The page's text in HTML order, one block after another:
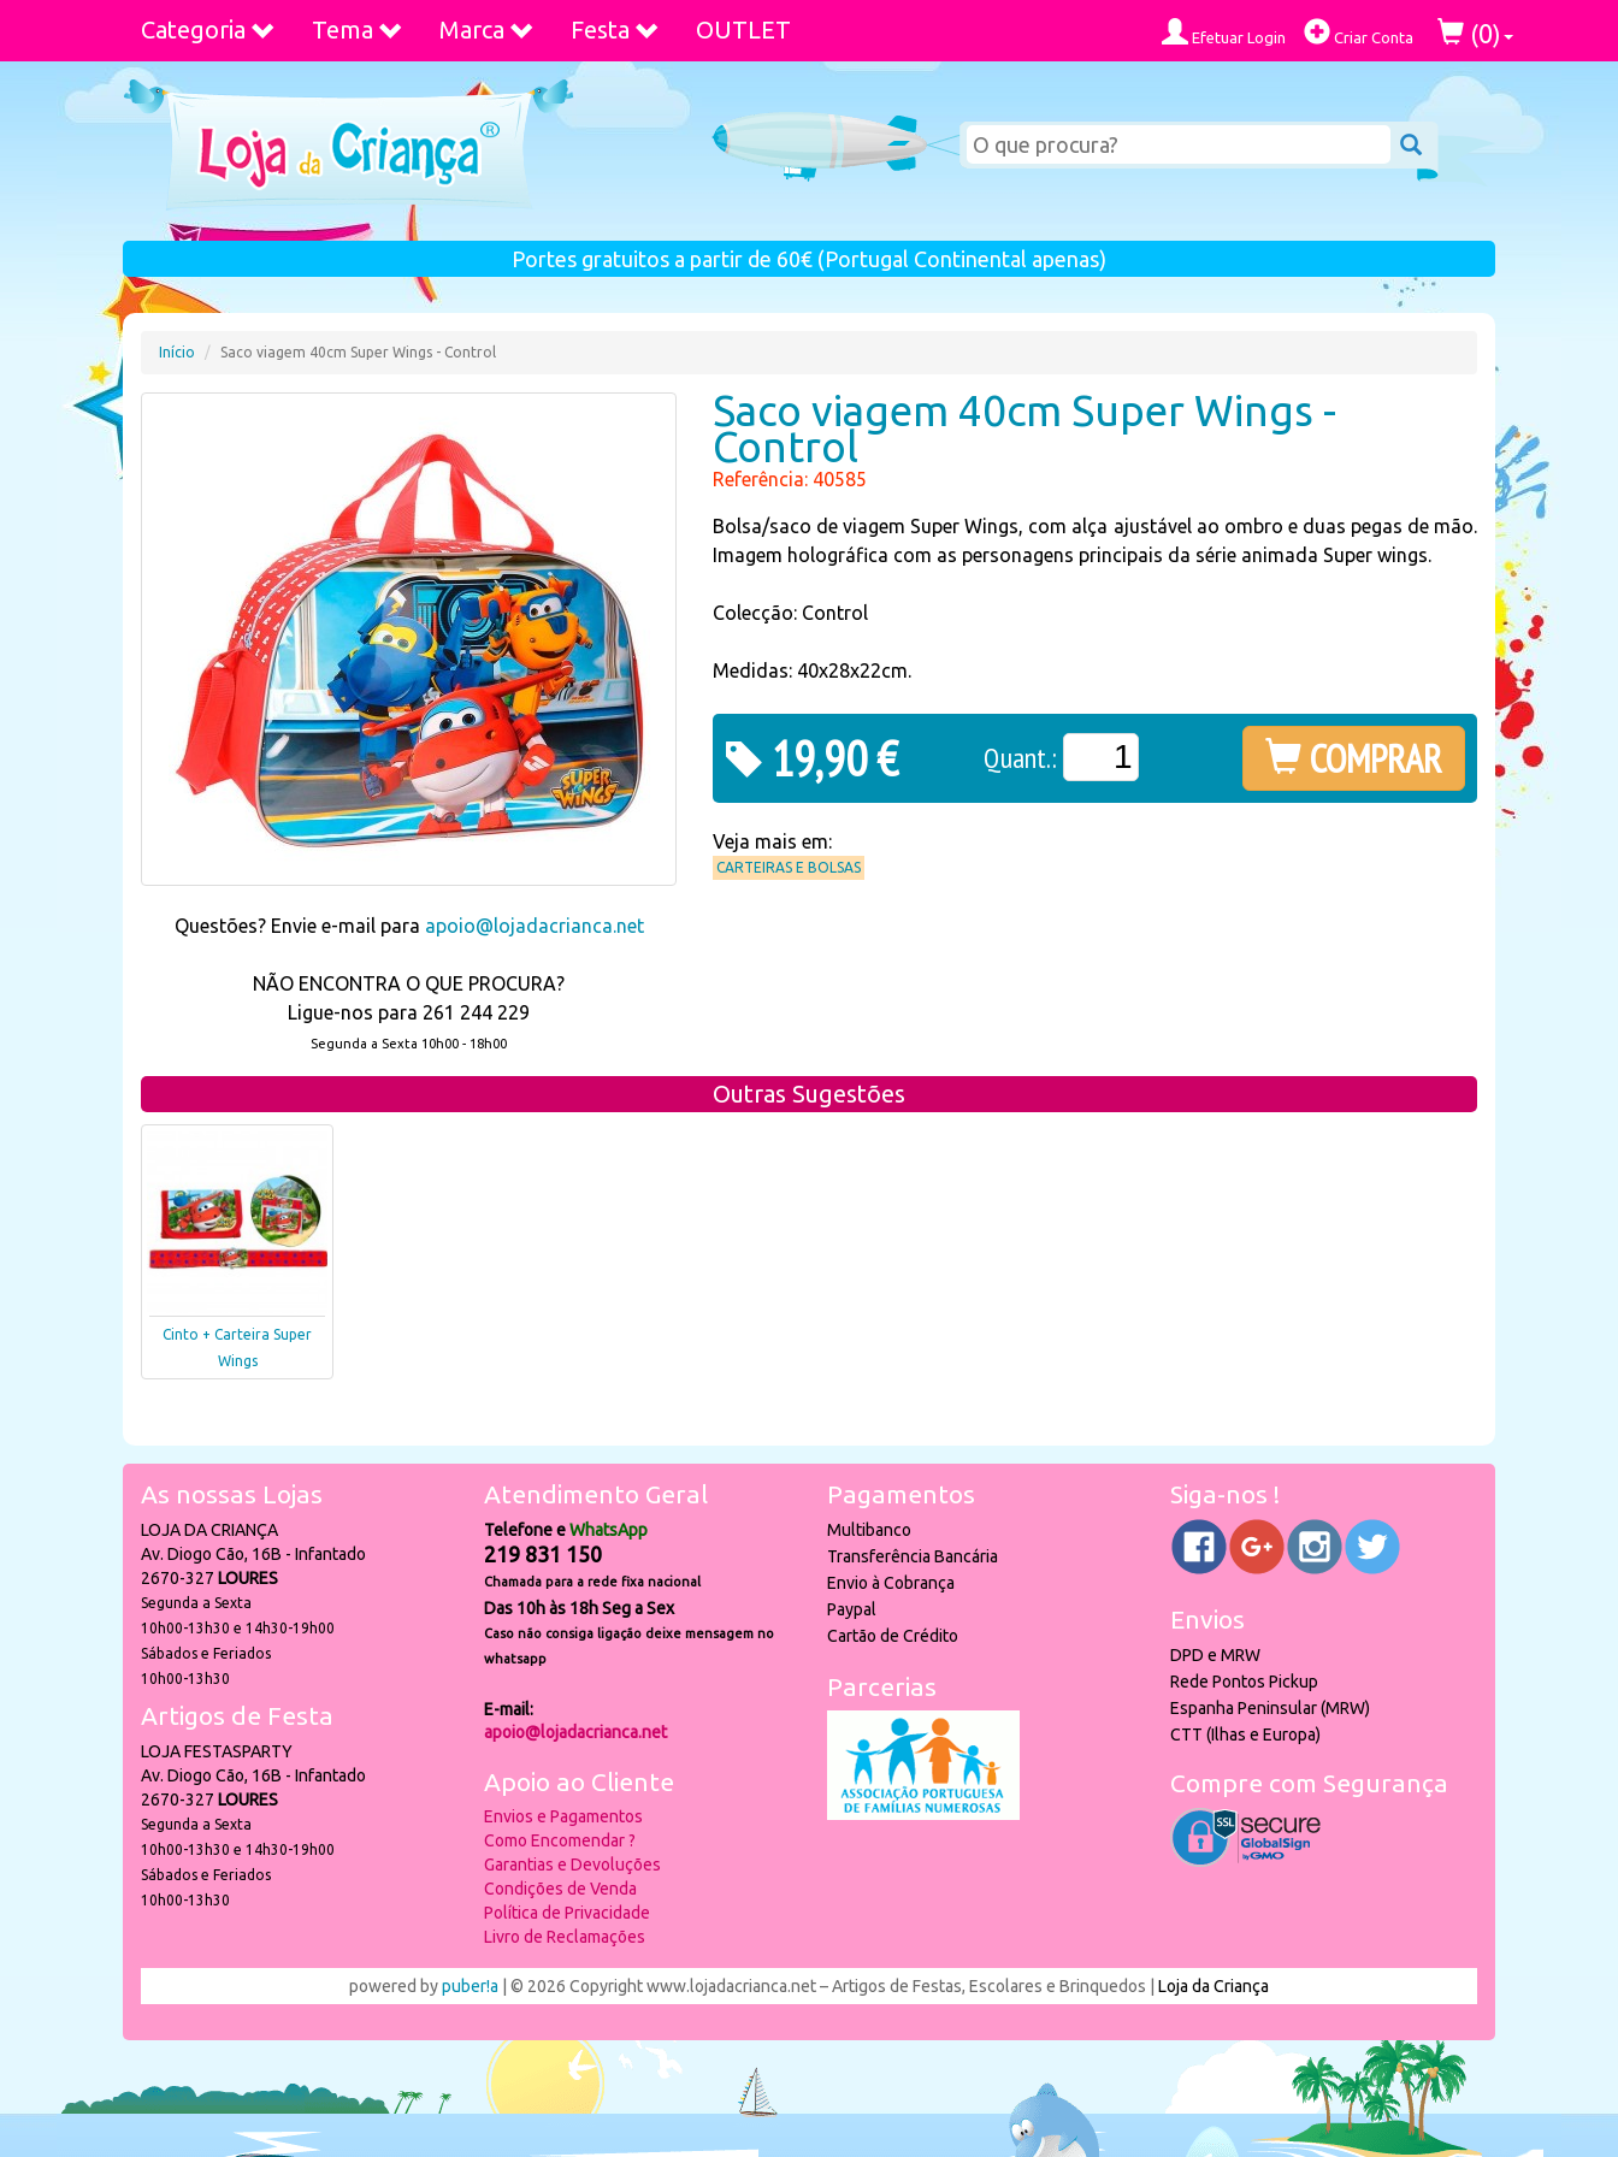
Categoria Tema Marca Festa OUTLET Efetuar Login Criar Conta (0)
Portes gratuitos a partir de 60€ (Portugal Continental apenas)
Início Saco viagem 40cm Super Wings - Control
Questões? Envie e-mail para apoio@lojadacrianca.net
NÃO ENCONTRA O QUE PROCURA?
Ligue-nos para 261 244 229
Segunda a Sexta 10h00 - 18h00
Saco viagem 40cm Super Wings -
Control
Referência: 40585
Bolsa/saco de viagem Super Wings, com alça ajustável ao ombro e duas pegas de mão.
Imagem holográfica com as personagens principais da série animada Super wings.
Colecção: Control
Medidas: 40x28x22cm.
19,90 € Quant.: COMPRAR
Veja mais em:
CARTEIRAS E BOLSAS
Outras Sugestões
Cinto + Carteira Super
Wings
As nossas Lojas
LOJA DA CRIANÇA
Av. Diogo Cão, 16B - Infantado
2670-327 LOURES
Segunda a Sexta
10h00-13h30 e 14h30-19h00
Sábados e Feriados
10h00-13h30
Artigos de Festa
LOJA FESTASPARTY
Av. Diogo Cão, 16B - Infantado
2670-327 LOURES
Segunda a Sexta
10h00-13h30 e 14h30-19h00
Sábados e Feriados
10h00-13h30
Atendimento Geral
Telefone eWhatsApp
219 831 150
Chamada para a rede fixa nacional
Das 10h às 18h Seg a Sex
Caso não consiga ligação deixe mensagem no
whatsapp
E-mail:
apoio@lojadacrianca.net
Apoio ao Cliente
Envios e Pagamentos
Como Encomendar ?
Garantias e Devoluções
Condições de Venda
Política de Privacidade
Livro de Reclamações
Pagamentos
Multibanco
Transferência Bancária
Envio à Cobrança
Paypal
Cartão de Crédito
Parcerias
Siga-nos !
Envios
DPD e MRW
Rede Pontos Pickup
Espanha Peninsular (MRW)
CTT (Ilhas e Europa)
Compre com Segurança
powered bypuber!a | © 2026 Copyright www.lojadacrianca.net – Artigos de Festas, Escolares e Brinquedos | Loja da Criança